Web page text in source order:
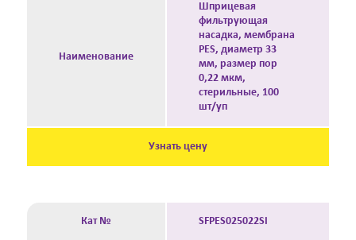
Наименование
Шприцевая
фильтрующая
насадка, мембрана
PES, диаметр 33
мм, размер пор
0,22 мкм,
стерильные, 100
шт/уп
Узнать цену
Кат № SFPES025022SI